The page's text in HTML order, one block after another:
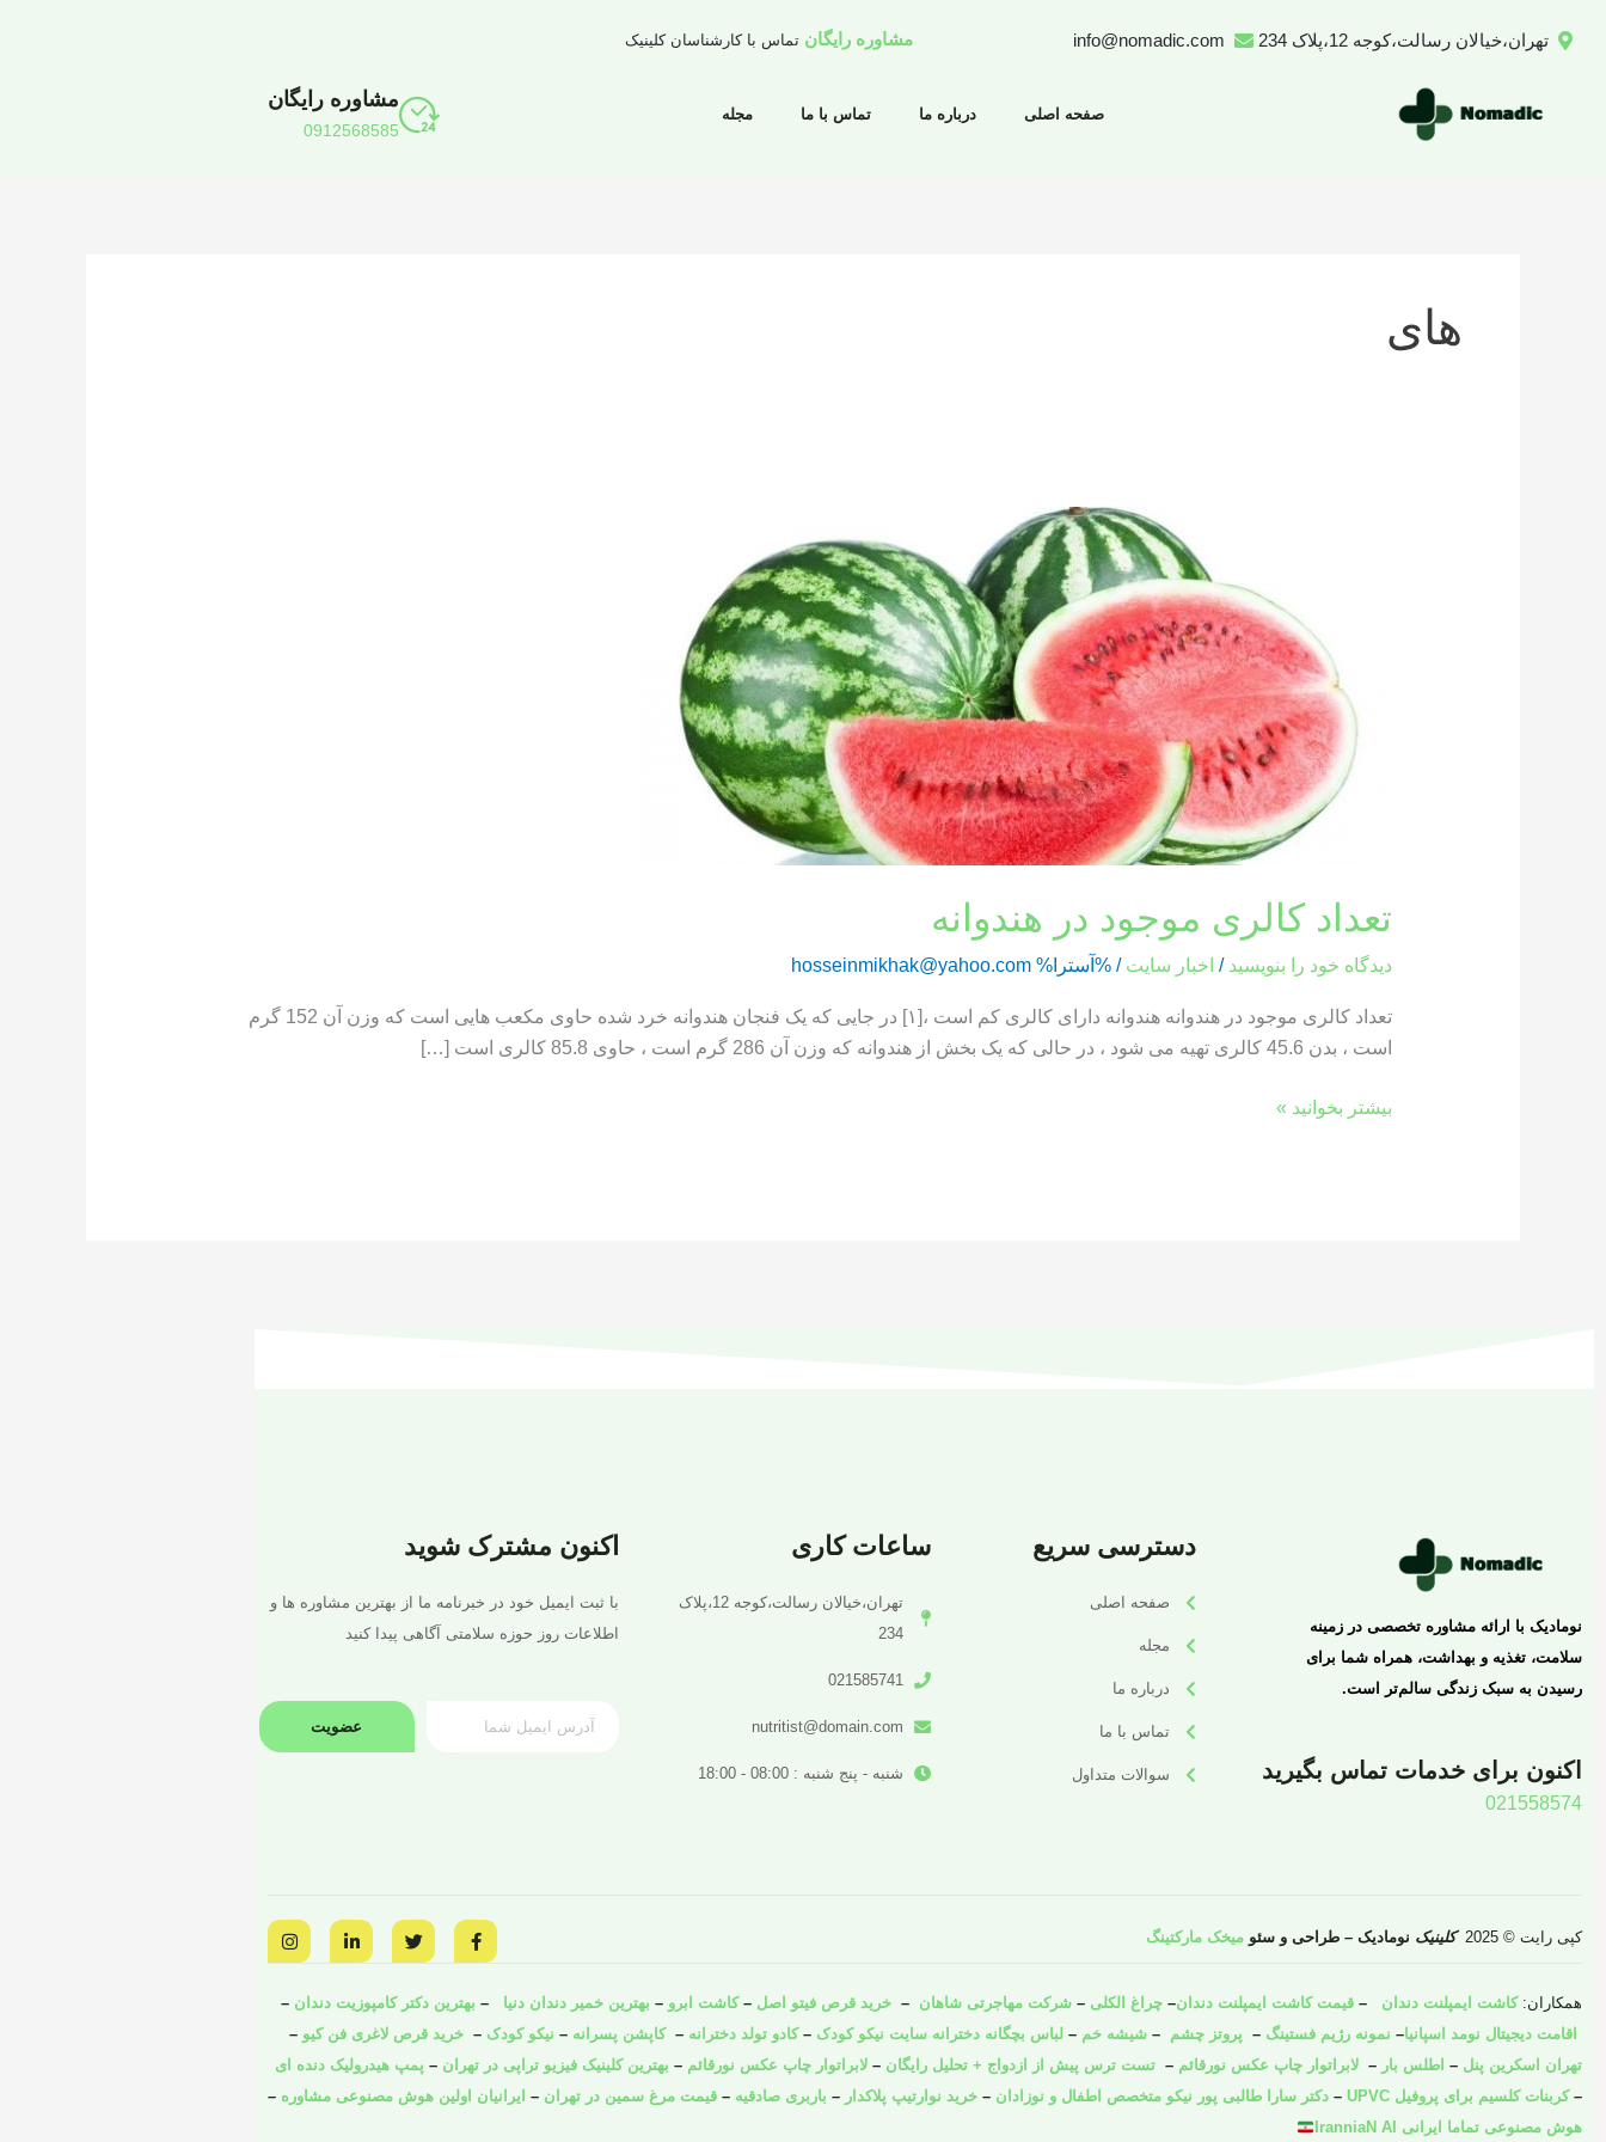
تهران،خیالان رسالت،کوجه 12،پلاک 234 info@nomadic.com مشاوره رایگان تماس با کارشناسان کلینیک
صفحه اصلی درباره ما تماس با ما مجله
مشاوره رایگان
0912568585
های
تعداد کالری موجود در هندوانه
دیدگاه‌ خود را بنویسید / اخبار سایت / %آسترا% hosseinmikhak@yahoo.com
تعداد کالری موجود در هندوانه هندوانه دارای کالری کم است ،[١] در جایی که یک فنجان هندوانه خرد شده حاوی مکعب هایی است که وزن آن 152 گرم
است ، بدن 45.6 کالری تهیه می شود ، در حالی که یک بخش از هندوانه که وزن آن 286 گرم است ، حاوی 85.8 کالری است […]
بیشتر بخوانید »
نومادیک با ارائه مشاوره تخصصی در زمینه
سلامت، تغذیه و بهداشت، همراه شما برای
رسیدن به سبک زندگی سالم‌تر است.
اکنون برای خدمات تماس بگیرید
021558574
دسترسی سریع
صفحه اصلی
مجله
درباره ما
تماس با ما
سوالات متداول
ساعات کاری
تهران،خیالان رسالت،کوجه 12،پلاک
234
021585741
nutritist@domain.com
شنبه - پنج شنبه : 08:00 - 18:00
اکنون مشترک شوید
با ثبت ایمیل خود در خبرنامه ما از بهترین مشاوره ها و
اطلاعات روز حوزه سلامتی آگاهی پیدا کنید
عضویت
کپی رایت © 2025 کلینیک نومادیک – طراحی و سئو میخک مارکتینگ
F
a
c
b
o
o
-
w
i
t
e
r
L
i
n
e
i
n
-
i
n
I
n
s
a
r
a
m
همکاران: کاشت ایمپلنت دندان – قیمت کاشت ایمپلنت دندان– چراغ الکلی – شرکت مهاجرتی شاهان – خرید قرص فیتو اصل –کاشت ابرو – بهترین خمیر دندان دنیا – بهترین دکتر کامپوزیت دندان –
اقامت دیجیتال نومد اسپانیا– نمونه رژیم فستینگ – پروتز چشم – شیشه خم – لباس بچگانه دخترانه سایت نیکو کودک –کادو تولد دخترانه –کاپشن پسرانه – نیکو کودک – خرید قرص لاغری فن کیو –
تهران اسکرین پنل – اطلس بار – لابراتوار چاپ عکس نورقائم – تست ترس پیش از ازدواج + تحلیل رایگان – لابراتوار چاپ عکس نورقائم – بهترین کلینیک فیزیو تراپی در تهران – پمپ هیدرولیک دنده ای
–کربنات کلسیم برای پروفیل UPVC – دکتر سارا طالبی پور نیکو متخصص اطفال و نوزادان – خرید نوارتیپ پلاکدار – باربری صادقیه – قیمت مرغ سمین در تهران – ایرانیان اولین هوش مصنوعی مشاوره –
هوش مصنوعی تماما ایرانی IranniaN AI